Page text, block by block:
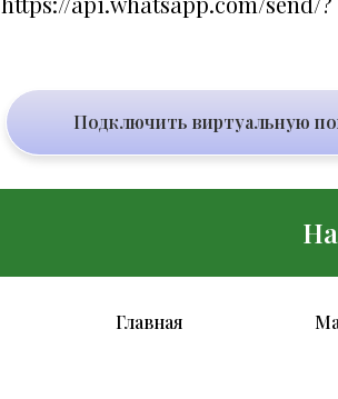
Подключить виртуальную
Главная